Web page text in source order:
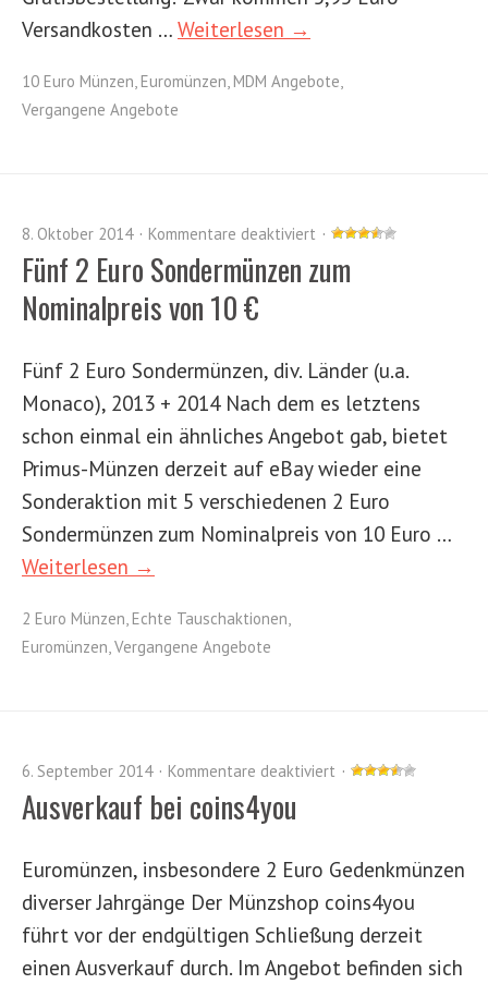
Versandkosten … Weiterlesen →
10 Euro Münzen, Euromünzen, MDM Angebote,
Vergangene Angebote
8. Oktober 2014 Kommentare deaktiviert
Fünf 2 Euro Sondermünzen zum
Nominalpreis von 10 €
Fünf 2 Euro Sondermünzen, div. Länder (u.a.
Monaco), 2013 + 2014 Nach dem es letztens
schon einmal ein ähnliches Angebot gab, bietet
Primus-Münzen derzeit auf eBay wieder eine
Sonderaktion mit 5 verschiedenen 2 Euro
Sondermünzen zum Nominalpreis von 10 Euro …
Weiterlesen →
2 Euro Münzen, Echte Tauschaktionen,
Euromünzen,Vergangene Angebote
6. September 2014 Kommentare deaktiviert
Ausverkauf bei coins4you
Euromünzen, insbesondere 2 Euro Gedenkmünzen
diverser Jahrgänge Der Münzshop coins4you
führt vor der endgültigen Schließung derzeit
einen Ausverkauf durch. Im Angebot befinden sich